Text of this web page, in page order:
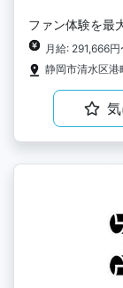
ファン体験を最
月給: 291,666円
静岡市清水区